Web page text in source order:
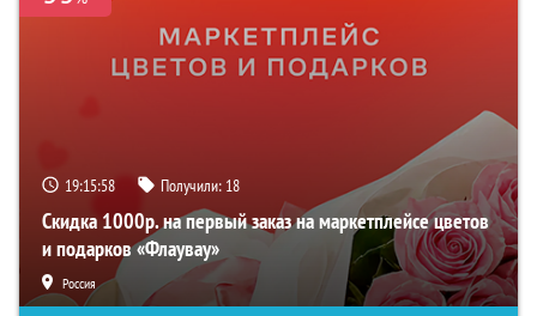
19:15:57 Получили: 18
Скидка 1000р. на первый заказ на маркетплейсе цветов
и подарков «Флаувау»
Россия